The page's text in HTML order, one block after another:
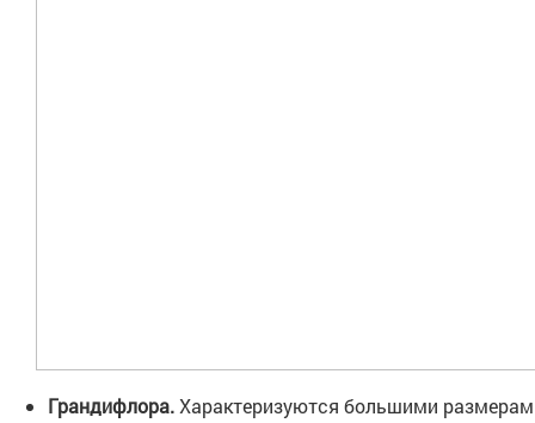
Грандифлора.Характеризуются большими